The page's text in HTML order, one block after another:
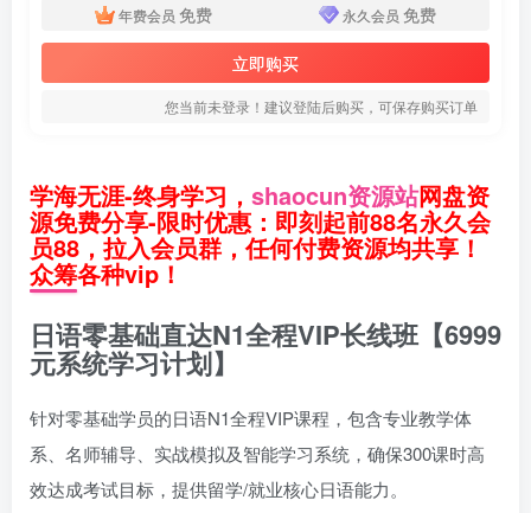
年费会员 免费 永久会员 免费
立即购买
您当前未登录！建议登陆后购买，可保存购买订单
学海无涯-终身学习， shaocun资源站网盘资
源免费分享-限时优惠：即刻起前88名永久会
员88，拉入会员群，任何付费资源均共享！
众筹各种vip！
日语零基础直达N1全程VIP长线班【6999
元系统学习计划】
针对零基础学员的日语N1全程VIP课程，包含专业教学体
系、名师辅导、实战模拟及智能学习系统，确保300课时高
效达成考试目标，提供留学/就业核心日语能力。